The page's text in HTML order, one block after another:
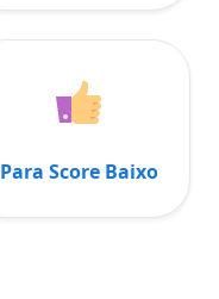
Para Score Baixo